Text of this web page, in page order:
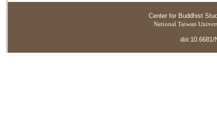
Center for Buddhist
National Taiwan
doi:10.6681/